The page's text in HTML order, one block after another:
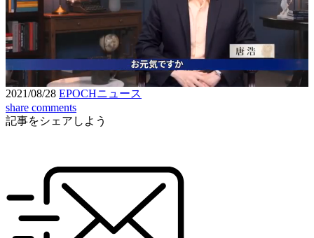
Unmute
/
Loaded
6.24%
Seek
10
seconds
Seek
forward
10
seconds
2021/08/28 EPOCHニュース
share comments
記事をシェアしよう